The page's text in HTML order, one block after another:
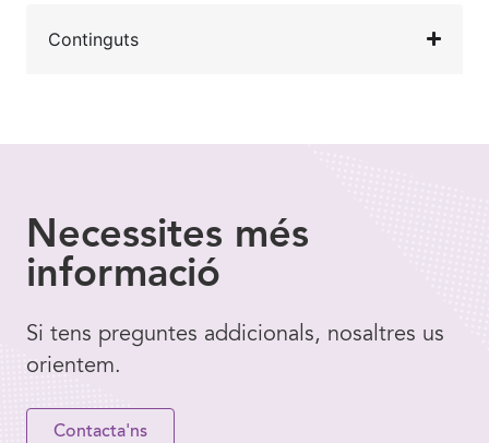
Continguts
Necessites més
informació
Si tens preguntes addicionals, nosaltres us
orientem.
Contacta'ns